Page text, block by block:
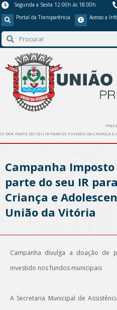
Segunda a Sexta 12:00h às 18:00h
Portal da Transparência
Acesso a
DOE PARTE DO SEU IR PARA OS FUNDOS DA CRIANÇA
Campanha
parte do seu IR
Criança e
União da Vitória
Campanha divulga a doação
investido nos fundos municipais
A Secretaria Municipal de